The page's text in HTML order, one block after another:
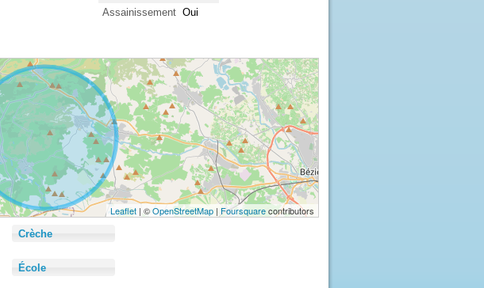
Assainissement Oui
Leaflet | ©OpenStreetMap | Foursquarecontributors
Crèche
École